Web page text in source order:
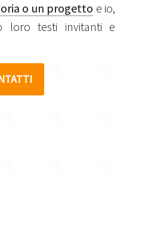
o un progetto e io,
loro testi invitanti e